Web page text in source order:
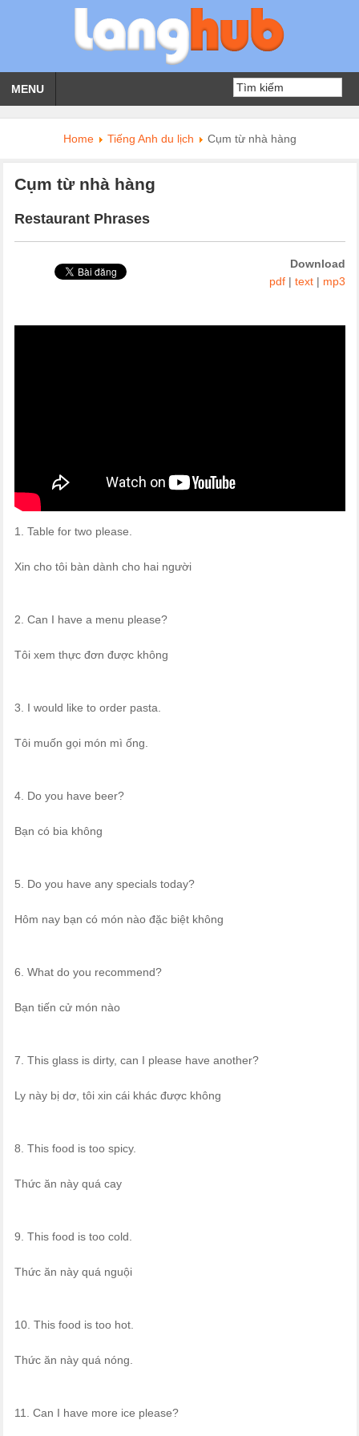
MENU
Home Tiếng Anh du lịch Cụm từ nhà hàng
Cụm từ nhà hàng
Restaurant Phrases
Download
pdf| text| mp3
1. Table for two please.
Xin cho tôi bàn dành cho hai người
2. Can I have a menu please?
Tôi xem thực đơn được không
3. I would like to order pasta.
Tôi muốn gọi món mì ống.
4. Do you have beer?
Bạn có bia không
5. Do you have any specials today?
Hôm nay bạn có món nào đặc biệt không
6. What do you recommend?
Bạn tiến cử món nào
7. This glass is dirty, can I please have another?
Ly này bị dơ, tôi xin cái khác được không
8. This food is too spicy.
Thức ăn này quá cay
9. This food is too cold.
Thức ăn này quá nguội
10. This food is too hot.
Thức ăn này quá nóng.
11. Can I have more ice please?